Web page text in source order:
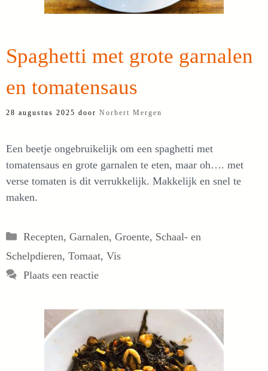
Spaghetti met grote garnalen
en tomatensaus
28 augustus 2025 door Norbert Mergen
Een beetje ongebruikelijk om een spaghetti met
tomatensaus en grote garnalen te eten, maar oh…. met
verse tomaten is dit verrukkelijk. Makkelijk en snel te
maken.
Categorieën
Recepten, Garnalen, Groente, Schaal- en
Schelpdieren, Tomaat, Vis
Plaats een reactie